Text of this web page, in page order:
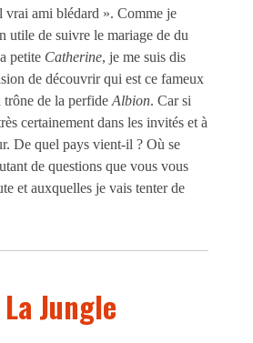
vrai ami blédard ». Comme je
utile de suivre le mariage de du
petite Catherine, je me suis dis
de découvrir qui est ce fameux
trône de la perfide Albion. Car si
certainement dans les invités et à
De quel pays vient-il ? Où se
de questions que vous vous
et auxquelles je vais tenter de
Jungle